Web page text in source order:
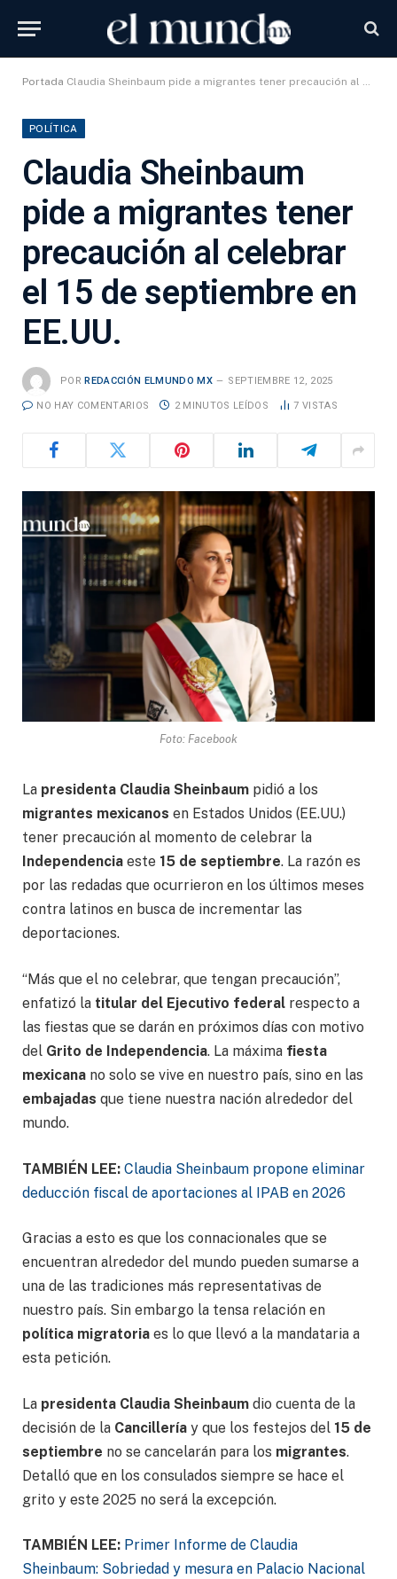
Portada Claudia Sheinbaum pide a migrantes tener precaución al celebrar el 15 de septiembre en EE.UU.
POLÍTICA
Claudia Sheinbaum
pide a migrantes tener
precaución al celebrar
el 15 de septiembre en
EE.UU.
POR REDACCIÓN ELMUNDO MX SEPTIEMBRE 12, 2025
NO HAY COMENTARIOS 2 MINUTOS LEÍDOS 7 VISTAS
Foto: Facebook
La presidenta Claudia Sheinbaum pidió a los
migrantes mexicanos en Estados Unidos (EE.UU.)
tener precaución al momento de celebrar la
Independencia este 15 de septiembre. La razón es
por las redadas que ocurrieron en los últimos meses
contra latinos en busca de incrementar las
deportaciones.
“Más que el no celebrar, que tengan precaución”,
enfatizó la titular del Ejecutivo federal respecto a
las fiestas que se darán en próximos días con motivo
del Grito de Independencia. La máxima fiesta
mexicana no solo se vive en nuestro país, sino en las
embajadas que tiene nuestra nación alrededor del
mundo.
TAMBIÉN LEE: Claudia Sheinbaum propone eliminar
deducción fiscal de aportaciones al IPAB en 2026
Gracias a esto es que los connacionales que se
encuentran alrededor del mundo pueden sumarse a
una de las tradiciones más representativas de
nuestro país. Sin embargo la tensa relación en
política migratoria es lo que llevó a la mandataria a
esta petición.
La presidenta Claudia Sheinbaum dio cuenta de la
decisión de la Cancillería y que los festejos del 15 de
septiembre no se cancelarán para los migrantes.
Detalló que en los consulados siempre se hace el
grito y este 2025 no será la excepción.
TAMBIÉN LEE: Primer Informe de Claudia
Sheinbaum: Sobriedad y mesura en Palacio Nacional